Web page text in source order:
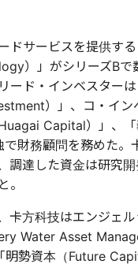
ドサービスを提供す
）」がシリーズBで
ード・インベスター
）」、コ・イン
Capital）」、
財務顧問を務めた。
調達した資金は研究
。
卡方科技はエンジェ
Water Asset
明勢資本（Future